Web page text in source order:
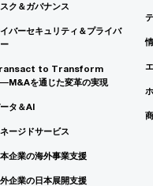
ク＆ガバナンス
バーセキュリティ＆プライバ
to Transform
を通じた変革の実現
タ＆AI
ージドサービス
企業の海外事業支援
企業の日本展開支援